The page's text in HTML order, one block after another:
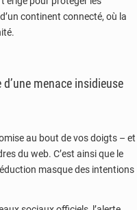
continent connecté, où la
d’une menace insidieuse
au bout de vos doigts – et
du web. C’est ainsi que le
masque des intentions